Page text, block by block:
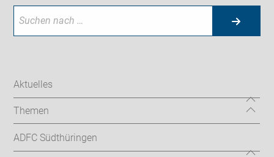
Aktuelles
Themen
ADFC Südthüringen